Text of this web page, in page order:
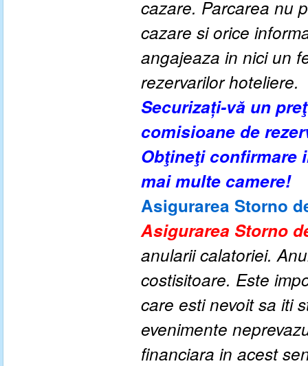
cazare. Parcarea nu
cazare si orice
angajeaza in nici un
rezervarilor hoteliere.
Securizați-vă un
comisioane de
Obţineţi confirmare
mai multe camere!
Asigurarea Storno
Asigurarea Storno
anularii calatoriei.
costisitoare. Este
care esti nevoit sa iti
evenimente
financiara in acest